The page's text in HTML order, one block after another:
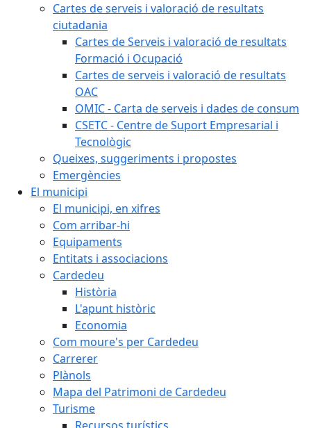
Cartes de serveis i valoració de resultats
ciutadania
Cartes de Serveis i valoració de resultats
Formació i Ocupació
Cartes de serveis i valoració de resultats
OAC
OMIC - Carta de serveis i dades de consum
CSETC - Centre de Suport Empresarial i
Tecnològic
Queixes, suggeriments i propostes
Emergències
El municipi
El municipi, en xifres
Com arribar-hi
Equipaments
Entitats i associacions
Cardedeu
Història
L'apunt històric
Economia
Com moure's per Cardedeu
Carrerer
Plànols
Mapa del Patrimoni de Cardedeu
Turisme